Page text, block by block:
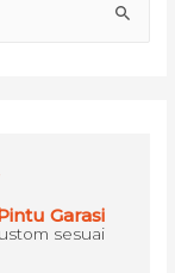
Garasi
sesuai